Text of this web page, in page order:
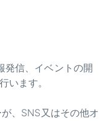
発信、イベントの開
います。
、SNS又はその他オ